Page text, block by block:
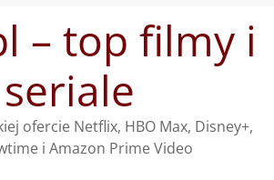
– top filmy i
seriale
ofercie Netflix, HBO Max, Disney+,
i Amazon Prime Video